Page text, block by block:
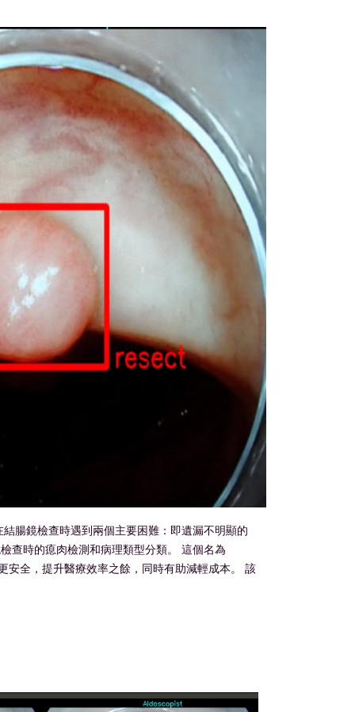
腸鏡檢查時遇到兩個主要困難：即遺漏不明顯的
查時的瘜肉檢測和病理類型分類。 這個名為
全，提升醫療效率之餘，同時有助減輕成本。 該